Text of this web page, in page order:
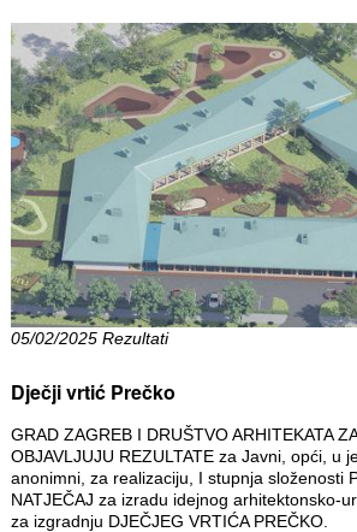
05/02/2025 Rezultati
Dječji vrtić Prečko
GRAD ZAGREB I DRUŠTVO ARHITEKATA
OBJAVLJUJU REZULTATE za Javni, opći, u
anonimni, za realizaciju, I stupnja složenosti
NATJEČAJ za izradu idejnog arhitektonsko-
za izgradnju DJEČJEG VRTIĆA PREČKO.